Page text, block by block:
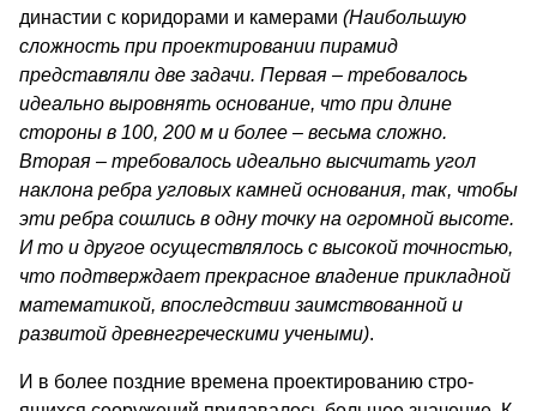
династии с коридорами и камерами (Наибольшую
сложность при проектировании пирамид
представляли две задачи. Первая – требовалось
идеально выровнять основание, что при длине
стороны в 100, 200 м и более – весьма сложно.
Вторая – требовалось идеально высчитать угол
наклона ребра угловых камней основания, так, чтобы
эти реб­ра сошлись в одну точку на огромной высоте.
И то и другое осу­ществлялось с высокой точностью,
что подтверждает прекрасное владение прикладной
математикой, впоследствии заимствованной и
развитой древнегреческими учеными).
И в более поздние времена проектированию стро­